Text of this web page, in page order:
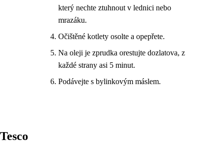
který nechte ztuhnout v lednici nebo
mrazáku.
Očištěné kotlety osolte a opepřete.
Na oleji je zprudka orestujte dozlatova, z
každé strany asi 5 minut.
Podávejte s bylinkovým máslem.
Tesco